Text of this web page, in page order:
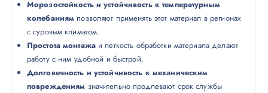
Морозостойкость и устойчивость к температурным
колебаниям позволяют применять этот материал в регионах
с суровым климатом.
Простота монтажаи легкость обработки материала делают
работу с ним удобной и быстрой.
Долговечность и устойчивость к механическим
повреждениям значительно продлевают срок службы